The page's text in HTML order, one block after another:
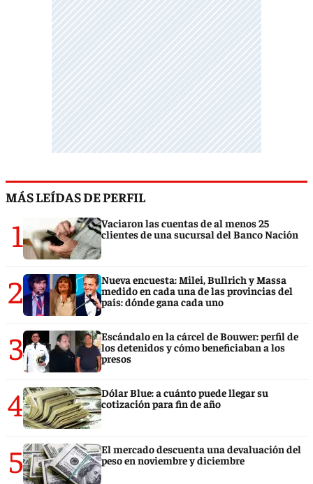
MÁS LEÍDAS DE PERFIL
1
Vaciaron las cuentas de al menos 25
clientes de una sucursal del Banco Nación
2
Nueva encuesta: Milei, Bullrich y Massa
medido en cada una de las provincias del
país: dónde gana cada uno
3
Escándalo en la cárcel de Bouwer: perfil de
los detenidos y cómo beneficiaban a los
presos
4
Dólar Blue: a cuánto puede llegar su
cotización para fin de año
5
El mercado descuenta una devaluación del
peso en noviembre y diciembre